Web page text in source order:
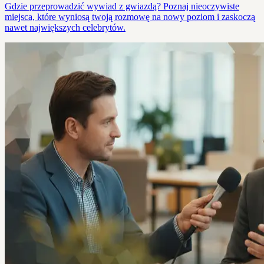
Gdzie przeprowadzić wywiad z gwiazdą? Poznaj nieoczywiste
miejsca, które wyniosą twoją rozmowę na nowy poziom i zaskoczą
nawet największych celebrytów.